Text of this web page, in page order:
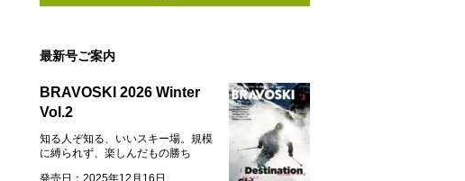
最新号ご案内
BRAVOSKI 2026 Winter
Vol.2
知る人ぞ知る、いいスキー場。規模
に縛られず、楽しんだもの勝ち
発売日：2025年12月16日